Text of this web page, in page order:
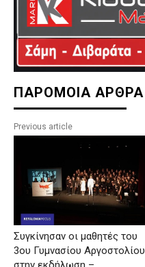
ΠΑΡΟΜΟΙΑ ΑΡΘΡΑ
Previous article
Συγκίνησαν οι μαθητές του
3ου Γυμνασίου Αργοστολίου